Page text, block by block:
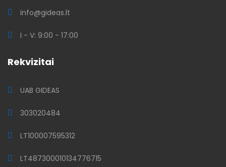
info@gideas.lt
I - V: 9:00 - 17:00
Rekvizitai
UAB GIDEAS
303020484
LT100007595312
LT487300010134776715